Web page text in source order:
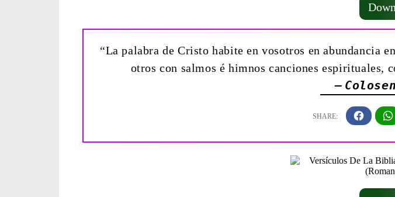
“La palabra de Cristo habite en vosotros en abundancia
otros con salmos é himnos canciones espirituales,
—